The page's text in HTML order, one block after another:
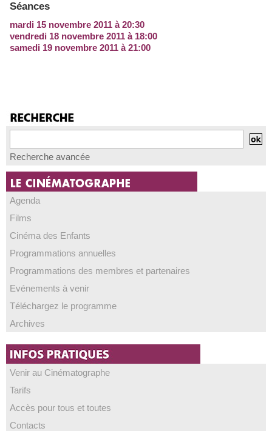
Séances
mardi 15 novembre 2011 à 20:30
vendredi 18 novembre 2011 à 18:00
samedi 19 novembre 2011 à 21:00
Recherche avancée
Agenda
Films
Cinéma des Enfants
Programmations annuelles
Programmations des membres et partenaires
Evénements à venir
Téléchargez le programme
Archives
Venir au Cinématographe
Tarifs
Accès pour tous et toutes
Contacts